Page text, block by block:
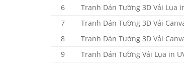
6
Tranh Dán Tường 3D Vải Lụa
7
Tranh Dán Tường 3D Vải
8
Tranh Dán Tường 3D Vải
9
Tranh Dán Tường Vải Lụa in